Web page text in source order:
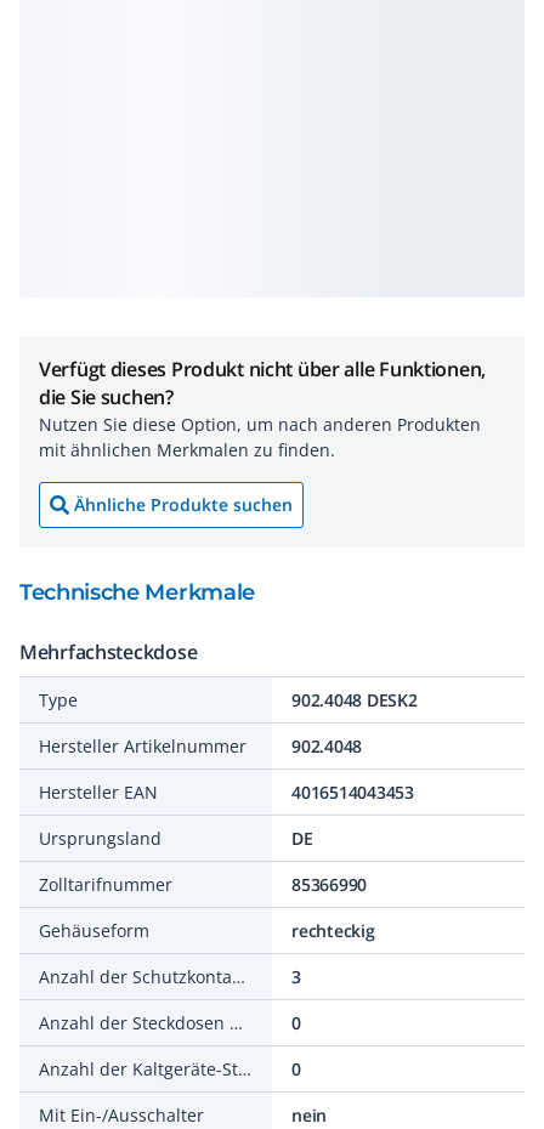
Verfügt dieses Produkt nicht über alle Funktionen,
die Sie suchen?
Nutzen Sie diese Option, um nach anderen Produkten
mit ähnlichen Merkmalen zu finden.
Ähnliche Produkte suchen
Technische Merkmale
Mehrfachsteckdose
Type
902.4048 DESK2
Hersteller Artikelnummer
902.4048
Hersteller EAN
4016514043453
Ursprungsland
DE
Zolltarifnummer
85366990
Gehäuseform
rechteckig
Anzahl der Schutzkontaktsteckdosen CEE 7/3 (Typ F)
3
Anzahl der Steckdosen CEE 7/16 (EURO)
0
Anzahl der Kaltgeräte-Steckdosen
0
Mit Ein-/Ausschalter
nein